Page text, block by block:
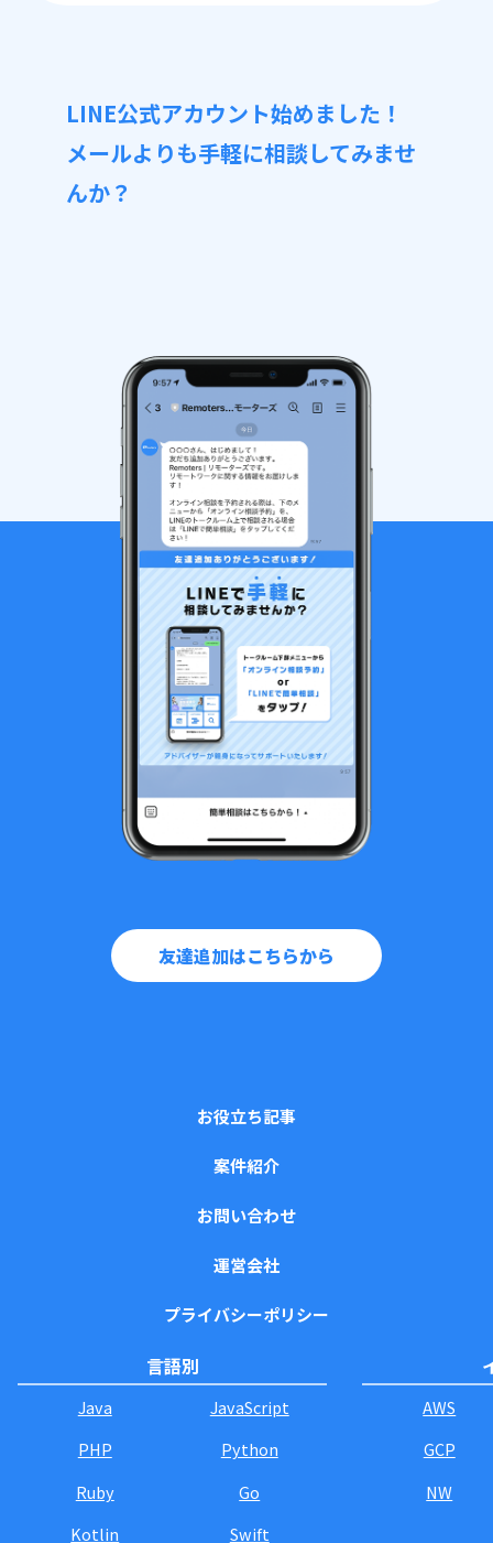
LINE公式アカウント始めました！
メールよりも手軽に相談してみませ
んか？
友達追加はこちらから
お役立ち記事
案件紹介
お問い合わせ
運営会社
プライバシーポリシー
言語別
Java
JavaScript
PHP
Python
Ruby
Go
Kotlin
Swift
AWS
GCP
NW